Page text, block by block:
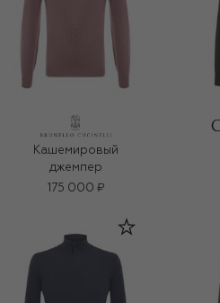
Кашемировый
джемпер
175 000 ₽